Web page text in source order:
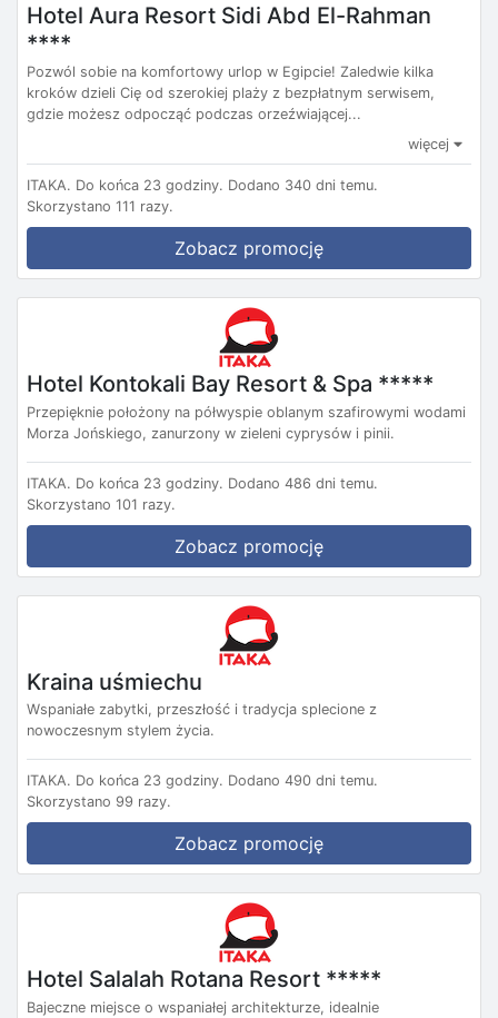
Hotel Aura Resort Sidi Abd El-Rahman
****
Pozwól sobie na komfortowy urlop w Egipcie! Zaledwie kilka
kroków dzieli Cię od szerokiej plaży z bezpłatnym serwisem,
gdzie możesz odpocząć podczas orzeźwiającej...
więcej
ITAKA. Do końca 23 godziny. Dodano 340 dni temu.
Skorzystano 111 razy.
Zobacz promocję
Hotel Kontokali Bay Resort & Spa *****
Przepięknie położony na półwyspie oblanym szafirowymi wodami
Morza Jońskiego, zanurzony w zieleni cyprysów i pinii.
ITAKA. Do końca 23 godziny. Dodano 486 dni temu.
Skorzystano 101 razy.
Zobacz promocję
Kraina uśmiechu
Wspaniałe zabytki, przeszłość i tradycja splecione z
nowoczesnym stylem życia.
ITAKA. Do końca 23 godziny. Dodano 490 dni temu.
Skorzystano 99 razy.
Zobacz promocję
Hotel Salalah Rotana Resort *****
Bajeczne miejsce o wspaniałej architekturze, idealnie